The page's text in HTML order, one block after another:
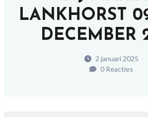
LANKHORST
DECEMBER
2 januari 2025
0 Reacties